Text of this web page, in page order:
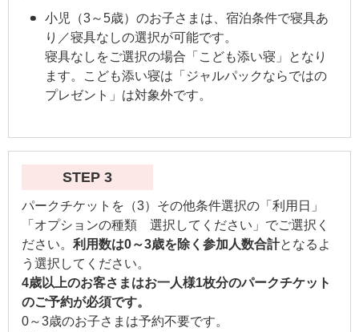
小児（3～5歳）のお子さまは、宿泊条件で寝具あ
り／寝具なしの選択が可能です。
寝具なしをご選択の場合「こども添い寝」となり
ます。こども添い寝は「ジャルパックならではの
プレゼント」は対象外です。
STEP 3
パークチケットを（3）その他条件選択の「利用日」
「オプションの種類 選択してください」でご選択く
ださい。 利用数は0～3歳を除く参加人数合計となるよ
う選択してください。
4歳以上のお客さまはお一人様1枚分のパークチケット
のご予約が必須です。
0～3歳のお子さまは予約不要です。